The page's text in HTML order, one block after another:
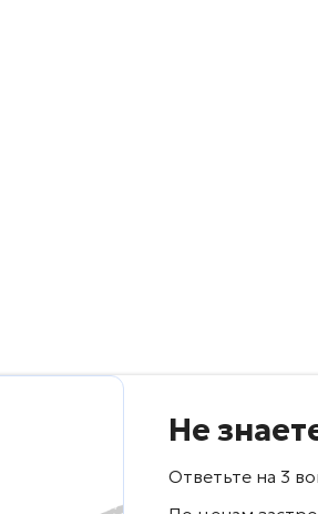
Не
Ответьте на 3